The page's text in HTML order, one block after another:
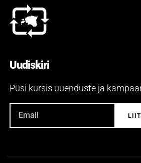
Uudiskiri
Püsi kursis uuenduste ja